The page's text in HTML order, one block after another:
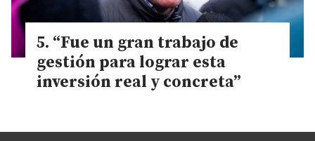
“Fue un gran trabajo de
gestión para lograr esta
inversión real y concreta”